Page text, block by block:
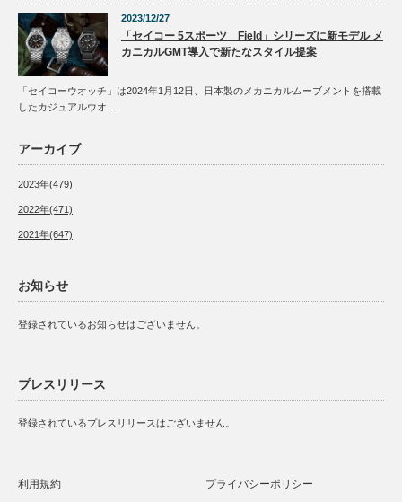
2023/12/27
「セイコー 5スポーツ Field」シリーズに新モデル メ
カニカルGMT導入で新たなスタイル提案
「セイコーウオッチ」は2024年1月12日、日本製のメカニカルムーブメントを搭載
したカジュアルウオ…
アーカイブ
2023年(479)
2022年(471)
2021年(647)
お知らせ
登録されているお知らせはございません。
プレスリリース
登録されているプレスリリースはございません。
利用規約
プライバシーポリシー